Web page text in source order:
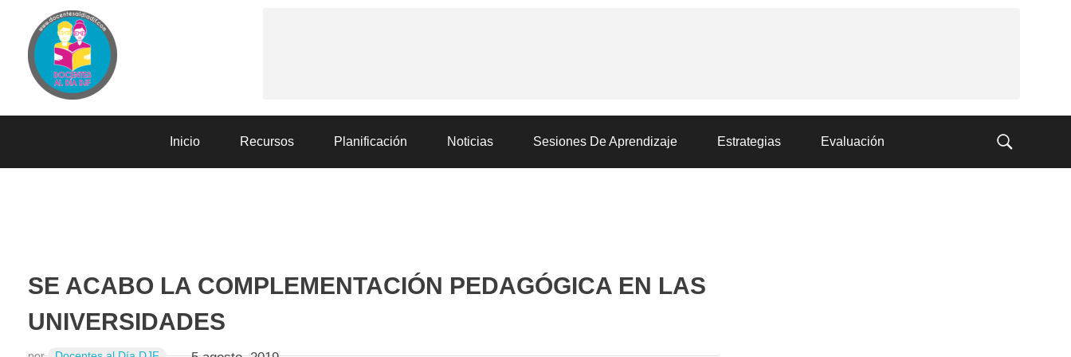
Inicio Recursos Planificación Noticias Sesiones De Aprendizaje Estrategias Evaluación
SE ACABO LA COMPLEMENTACIÓN PEDAGÓGICA EN LAS
UNIVERSIDADES